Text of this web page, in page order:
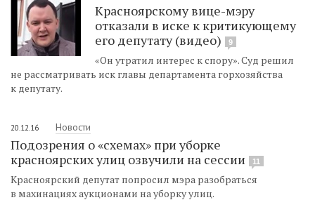
Красноярскому вице-мэру
отказали в иске к критикующему
его депутату (видео)
9
«Он утратил интерес к спору». Суд решил
не рассматривать иск главы департамента горхозяйства
к депутату.
20.12.16 Новости
Подозрения о «схемах» при уборке
красноярских улиц озвучили на сессии
11
Красноярский депутат попросил мэра разобраться
в махинациях аукционами на уборку улиц.